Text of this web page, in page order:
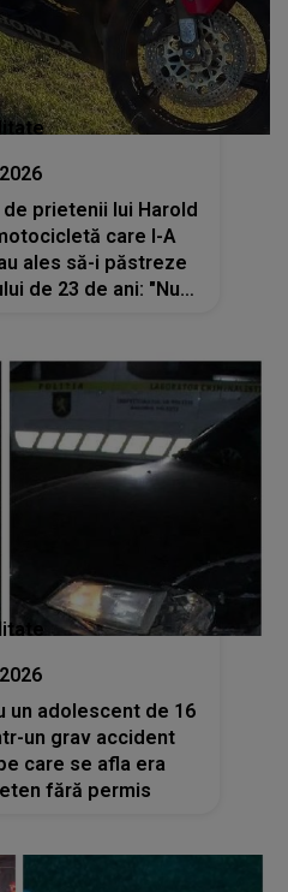
prietenii lui Harold
care I-A
ales să-i păstreze
de 23 de ani: "Nu
un adolescent de 16
un grav accident
care se afla era
fără permis